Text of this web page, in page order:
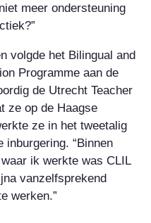
meer ondersteuning
volgde het Bilingual and
Programme aan de
de Utrecht Teacher
ze op de Haagse
ze in het tweetalig
inburgering. “Binnen
ik werkte was CLIL
vanzelfsprekend
werken.”